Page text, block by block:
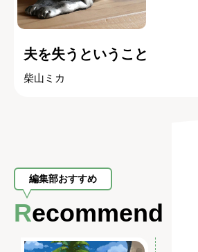
夫を失うということ
柴山ミカ
編集部おすすめ
Recommend